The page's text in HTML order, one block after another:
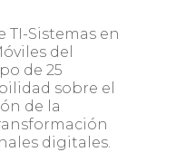
TI-Sistemas en
del
de 25
sobre el
de la
digitales.